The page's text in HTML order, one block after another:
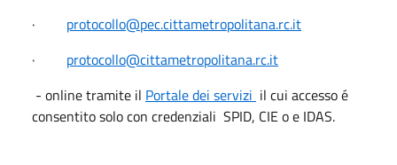
· protocollo@pec.cittametropolitana.rc.it
· protocollo@cittametropolitana.rc.it
- online tramite il Portale dei servizi il cui accesso é
consentito solo con credenziali SPID, CIE o e IDAS.